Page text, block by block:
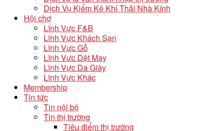
Dịch Vụ Kiểm Kê Khí Thải Nhà Kính
Hội chợ
Lĩnh Vực F&B
Lĩnh Vực Khách Sạn
Lĩnh Vực Gỗ
Lĩnh Vực Dệt May
Lĩnh Vực Da Giày
Lĩnh Vực Khác
Membership
Tin tức
Tin nội bộ
Tin thị trường
Tiêu điểm thị trường